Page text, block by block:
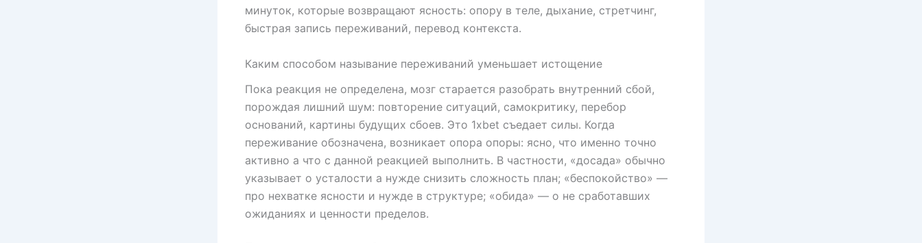
минуток, которые возвращают ясность: опору в теле, дыхание, стретчинг,
быстрая запись переживаний, перевод контекста.
Каким способом называние переживаний уменьшает истощение
Пока реакция не определена, мозг старается разобрать внутренний сбой,
порождая лишний шум: повторение ситуаций, самокритику, перебор
оснований, картины будущих сбоев. Это 1xbet съедает силы. Когда
переживание обозначена, возникает опора опоры: ясно, что именно точно
активно а что с данной реакцией выполнить. В частности, «досада» обычно
указывает о усталости а нужде снизить сложность план; «беспокойство» —
про нехватке ясности и нужде в структуре; «обида» — о не сработавших
ожиданиях и ценности пределов.